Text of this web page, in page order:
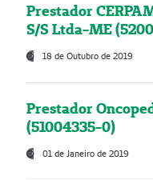
Prestador
S/S Ltda-ME
18 de Outubro de 2019
Prestador
(51004335-0)
01 de Janeiro de 2019